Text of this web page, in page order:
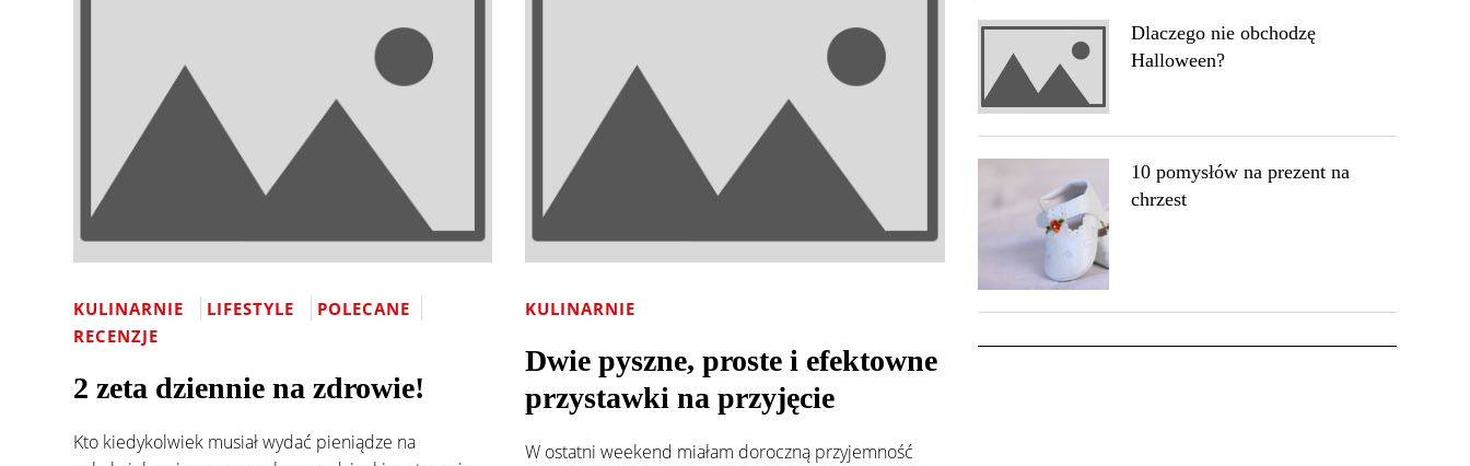
KULINARNIE LIFESTYLE
POLECANE
RECENZJE
2 zeta dziennie na zdrowie!
Kto kiedykolwiek musiał wydać pieniądze na
KULINARNIE
Dwie pyszne, proste i efektowne
przystawki na przyjęcie
W ostatni weekend miałam doroczną przyjemność
Dlaczego nie obchodzę
Halloween?
10 pomysłów na prezent na
chrzest